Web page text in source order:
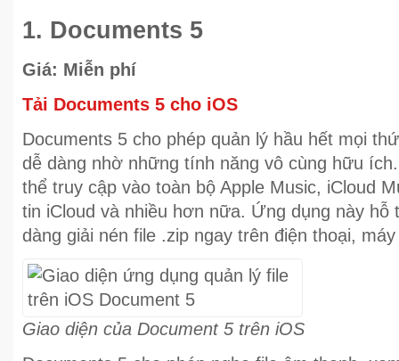
1. Documents 5
Giá: Miễn phí
Tải Documents 5 cho iOS
Documents 5 cho phép quản lý hầu hết mọi
dễ dàng nhờ những tính năng vô cùng hữu
thể truy cập vào toàn bộ Apple Music, iCloud
tin iCloud và nhiều hơn nữa. Ứng dụng này hỗ
dàng giải nén file .zip ngay trên điện thoại,
Giao diện của Document 5 trên iOS